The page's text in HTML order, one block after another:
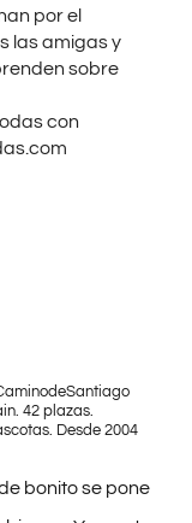
por el
las amigas y
sobre
con
peregrinos se
de
en constante
42 plazas.
Desde 2004